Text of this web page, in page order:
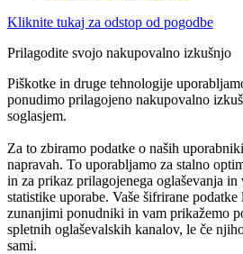
Kliknite tukaj za odstop od pogodbe
Prilagodite svojo nakupovalno izkušnjo
Piškotke in druge tehnologije
ponudimo prilagojeno nakupovalno
soglasjem.
Za to zbiramo podatke o naših
napravah. To uporabljamo za stalno
in za prikaz prilagojenega oglaševanja in
statistike uporabe. Vaše šifrirane
zunanjimi ponudniki in vam prikažemo
spletnih oglaševalskih kanalov, le če
sami.